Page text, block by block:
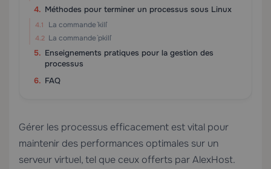
Méthodes pour terminer un processus sous Linux
La commande `kill`
La commande `pkill`
Enseignements pratiques pour la gestion des
processus
FAQ
Gérer les processus efficacement est vital pour
maintenir des performances optimales sur un
serveur virtuel, tel que ceux offerts parAlexHost.